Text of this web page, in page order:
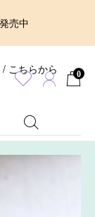
売中
こちらから 0